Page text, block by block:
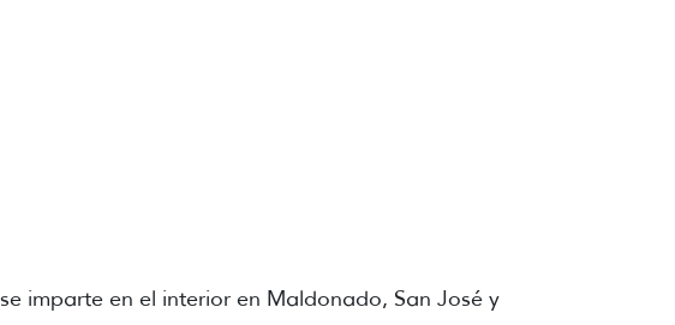
imparte en el interior en Maldonado, San José y